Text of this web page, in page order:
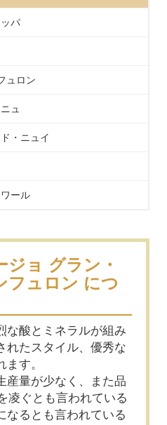
パ
ュロン
ュ
・ニュイ
ール
ジョ グラン・
フュロン につ
な酸とミネラルが組み
れたスタイル、優秀な
す。
産量が少なく、また品
凌ぐとも言われている
なるとも言われている